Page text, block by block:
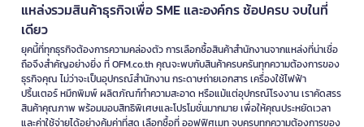
แหล่งรวมสินค้าธุรกิจเพื่อ SME และองค์กร ช้อปครบ จบในที่
เดียว
ยุคนี้ที่ทุกธุรกิจต้องการความคล่องตัว การเลือกซื้อสินค้าสำนักงานจากแหล่งที่น่าเชื่อ
ถือจึงสำคัญอย่างยิ่ง ที่ OFM.co.th คุณจะพบกับสินค้าครบครันทุกความต้องการของ
ธุรกิจคุณ ไม่ว่าจะเป็นอุปกรณ์สำนักงาน กระดาษถ่ายเอกสาร เครื่องใช้ไฟฟ้า
ปริ้นเตอร์ หมึกพิมพ์ ผลิตภัณฑ์ทำความสะอาด หรือแม้แต่อุปกรณ์โรงงาน เราคัดสรร
สินค้าคุณภาพ พร้อมมอบสิทธิพิเศษและโปรโมชั่นมากมาย เพื่อให้คุณประหยัดเวลา
และค่าใช้จ่ายได้อย่างคุ้มค่าที่สุด เลือกซื้อที่ ออฟฟิศเมท จบครบทุกความต้องการของ